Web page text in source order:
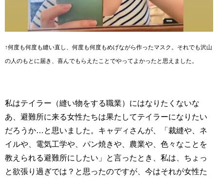
↑何度も何度も縫い直し、何度も何度もめげながら作ったマスク。それでも沢山
の人のもとに届き、喜んでもらえたことでやってよかったと思えました。
私はテイラー（縫い物をする職業）にはなりたくないな
あ、避難所に来る女性たちは果たしてテイラーになりたい
だろうか…と思いました。キャディさんが、「裁縫や、ネ
イルや、電気工学や、パン焼きや、農業や、色々なことを
教えられる避難所にしたい」と言ったとき、私は、ちょっ
と欲張り過ぎでは？と思ったのですが、今はそれが女性た